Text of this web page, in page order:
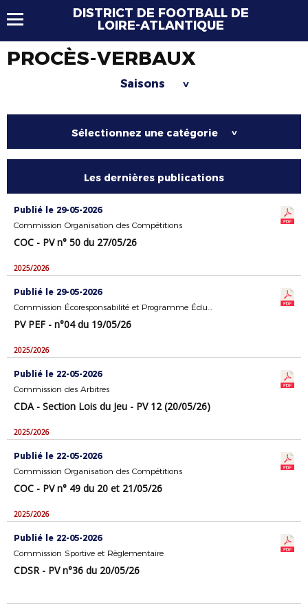
DISTRICT DE FOOTBALL DE
LOIRE-ATLANTIQUE
PROCÈS-VERBAUX
Saisons >
Sélectionnez une catégorie >
Les dernières publications
Publié le 29-05-2026
Commission Organisation des Compétitions
COC - PV n° 50 du 27/05/26
2025/2026
Publié le 29-05-2026
Commission Écoresponsabilité et Programme Éducatif Fédéral
PV PEF - n°04 du 19/05/26
2025/2026
Publié le 22-05-2026
Commission des Arbitres
CDA - Section Lois du Jeu - PV 12 (20/05/26)
2025/2026
Publié le 22-05-2026
Commission Organisation des Compétitions
COC - PV n° 49 du 20 et 21/05/26
2025/2026
Publié le 22-05-2026
Commission Sportive et Règlementaire
CDSR - PV n°36 du 20/05/26